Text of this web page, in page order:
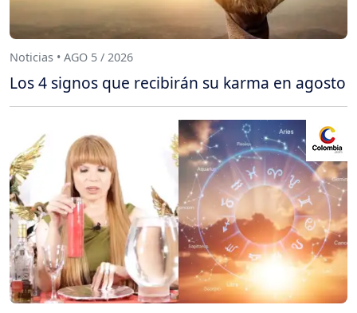
Noticias • AGO 5 / 2026
Los 4 signos que recibirán su karma en agosto